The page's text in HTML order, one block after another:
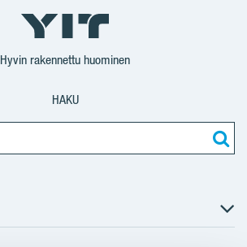
YIT
Suomi
Corporation
Corporation
Hyvin rakennettu huominen
HAKU